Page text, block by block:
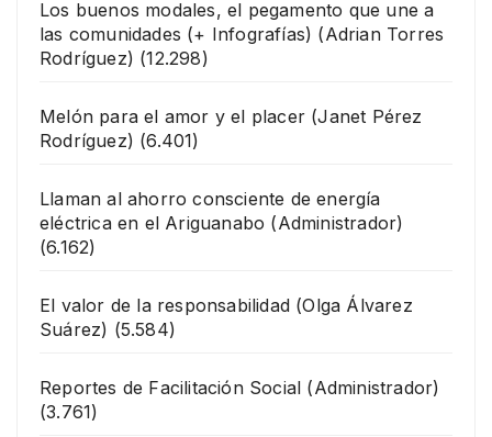
Los buenos modales, el pegamento que une a
las comunidades (+ Infografías) (Adrian Torres
Rodríguez) (12.298)
Melón para el amor y el placer (Janet Pérez
Rodríguez) (6.401)
Llaman al ahorro consciente de energía
eléctrica en el Ariguanabo (Administrador)
(6.162)
El valor de la responsabilidad (Olga Álvarez
Suárez) (5.584)
Reportes de Facilitación Social (Administrador)
(3.761)